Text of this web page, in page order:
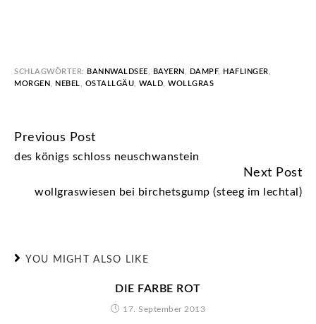
SCHLAGWÖRTER: BANNWALDSEE BAYERN DAMPF, HAFLINGER
MORGEN
NEBEL OSTALLGÄU WALD WOLLGRAS
CONTINUE
READING
Previous Post
des königs schloss neuschwanstein
Next Post
wollgraswiesen bei birchetsgump (steeg im lechtal)
YOU MIGHT ALSO LIKE
DIE FARBE ROT
17. September 2013